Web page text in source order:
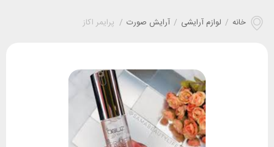
خانه / لوازم آرایشی / آرایش صورت / پرایمر اکاز